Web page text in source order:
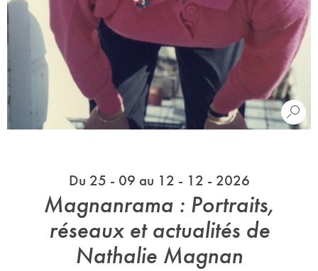
Du 25 - 09 au 12 - 12 - 2026
Magnanrama : Portraits,
réseaux et actualités de
Nathalie Magnan